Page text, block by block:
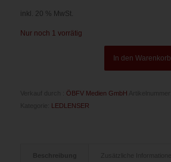
inkl. 20 % MwSt.
Nur noch 1 vorrätig
In den Warenkorb
ÖBFV Medien GmbH
LEDLENSER